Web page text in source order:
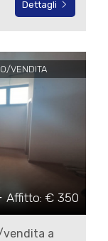
Dettagli
VENDITA
Affitto: € 350
vendita a